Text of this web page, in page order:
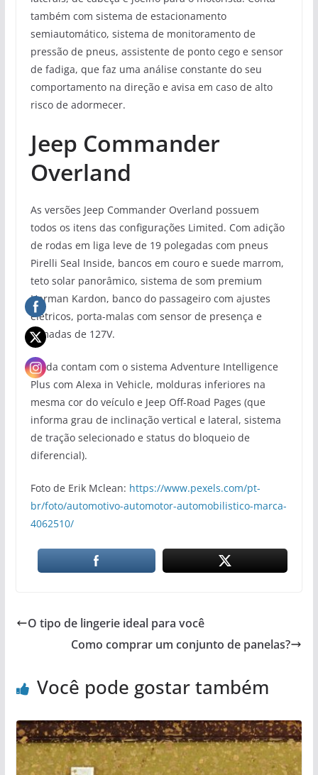
também com sistema de estacionamento
semiautomático, sistema de monitoramento de
pressão de pneus, assistente de ponto cego e sensor
de fadiga, que faz uma análise constante do seu
comportamento na direção e avisa em caso de alto
risco de adormecer.
Jeep Commander
Overland
As versões Jeep Commander Overland possuem
todos os itens das configurações Limited. Com adição
de rodas em liga leve de 19 polegadas com pneus
Pirelli Seal Inside, bancos em couro e suede marrom,
teto solar panorâmico, sistema de som premium
Harman Kardon, banco do passageiro com ajustes
elétricos, porta-malas com sensor de presença e
tomadas de 127V.
Ainda contam com o sistema Adventure Intelligence
Plus com Alexa in Vehicle, molduras inferiores na
mesma cor do veículo e Jeep Off-Road Pages (que
informa grau de inclinação vertical e lateral, sistema
de tração selecionado e status do bloqueio de
diferencial).
Foto de Erik Mclean: https://www.pexels.com/pt-
br/foto/automotivo-automotor-automobilistico-marca-
4062510/
O tipo de lingerie ideal para você
Como comprar um conjunto de panelas?
Você pode gostar também